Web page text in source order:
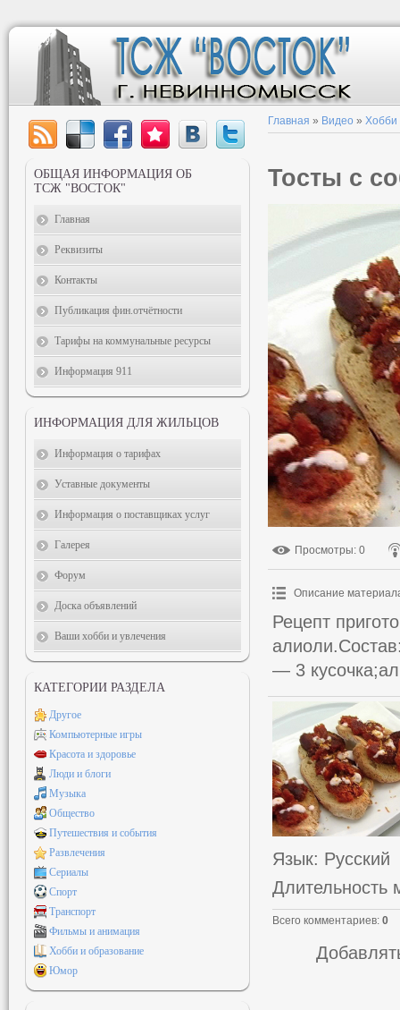
Главная » Видео » Хобби
Тосты с
Просмотры: 0
Описание
Рецепт
— 3
Язык: Русский
Длительность
Всего комментариев: 0
ОБЩАЯ ИНФОРМАЦИЯ ОБ
ТСЖ "ВОСТОК"
Главная
Реквизиты
Контакты
Публикация фин.отчётности
Тарифы на коммунальные ресурсы
Информация 911
ИНФОРМАЦИЯ ДЛЯ ЖИЛЬЦОВ
Информация о тарифах
Уставные документы
Информация о поставщиках услуг
Галерея
Форум
Доска объявлений
Ваши хобби и увлечения
КАТЕГОРИИ РАЗДЕЛА
Другое
Компьютерные игры
Красота и здоровье
Люди и блоги
Музыка
Общество
Путешествия и события
Развлечения
Сериалы
Спорт
Транспорт
Фильмы и анимация
Хобби и образование
Юмор